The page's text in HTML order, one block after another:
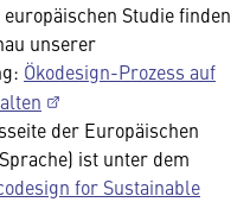
Studie finden
unserer
Ökodesign-Prozess auf
der Europäischen
ist unter dem
for Sustainable